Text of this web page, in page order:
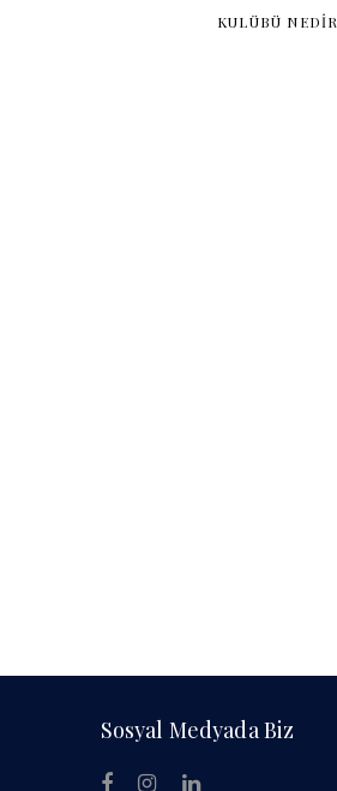
KULÜBÜ NEDIR?
Sosyal Medyada Biz